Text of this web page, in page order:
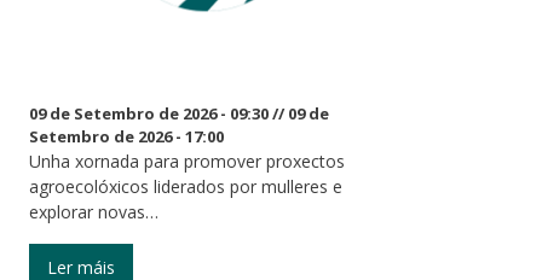
09 de Setembro de 2026 - 09:30//09 de
Setembro de 2026 - 17:00
Unha xornada para promover proxectos
agroecolóxicos liderados por mulleres e
explorar novas…
Ler máis